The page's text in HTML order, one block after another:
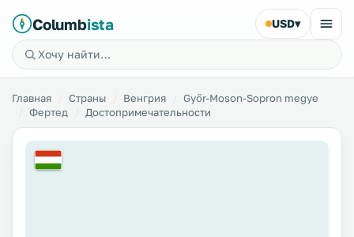
Columbista USD▾
Главная Страны Венгрия
Győr-Moson-Sopron megye
Фертед
Достопримечательности